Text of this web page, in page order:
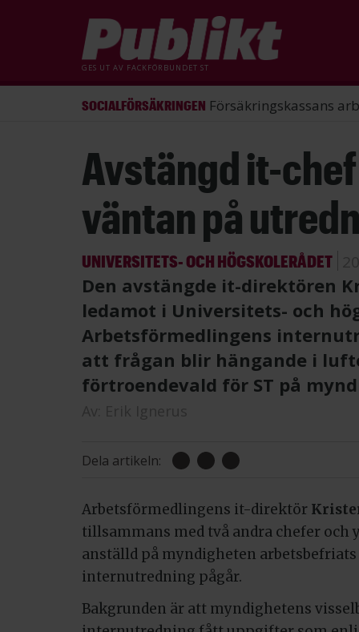
huvudinnehåll
GES UT AV FACKFÖRBUNDET ST
ARBETSRÄTT ST förlorade mål mot
Avstängd it-
väntan på
UNIVERSITETS- OCH HÖGSKOLERÅDET
Den avstängde it-direktören
ledamot i Universitets- och
Arbetsförmedlingens
att frågan blir hängande i
förtroendevald för ST på
Dela artikeln:
Arbetsförmedlingens it-direktör
tillsammans med två andra chefer och
anställd på myndigheten arbetsbefriats
internutredning pågår.
Bakgrunden är att myndighetens